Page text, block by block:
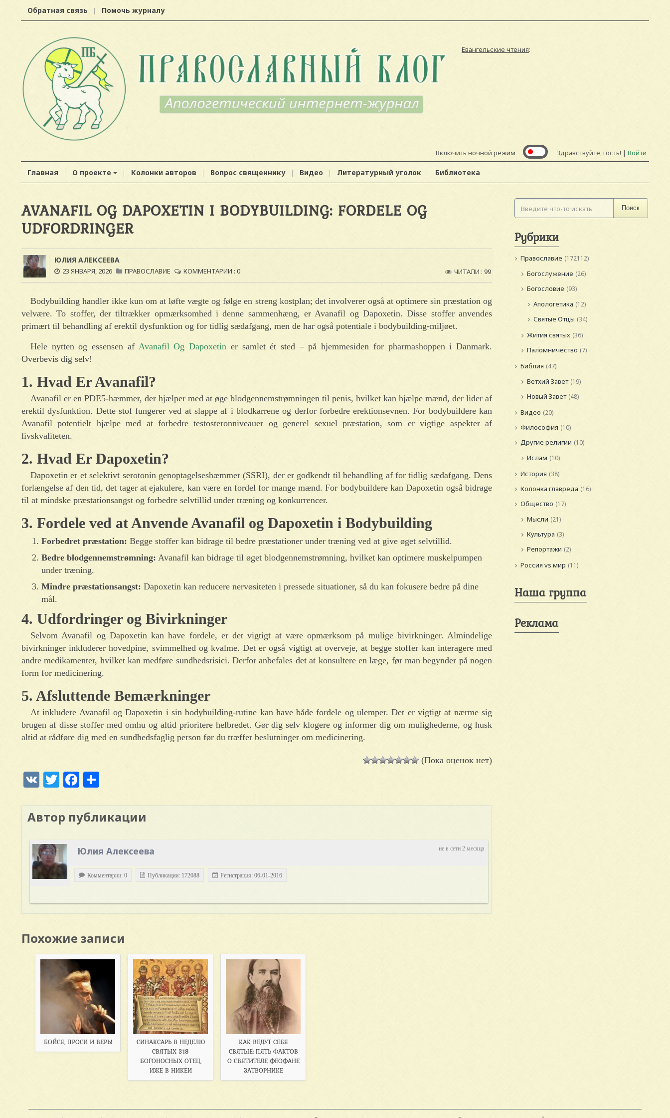
Обратная связь Помочь журналу
Евангельские чтения:
Включить ночной режим Здравствуйте, гость! | Войти
Главная О проекте Колонки авторов Вопрос священнику Видео Литературный уголок Библиотека
AVANAFIL OG DAPOXETIN I BODYBUILDING: FORDELE OG
UDFORDRINGER
ЮЛИЯ АЛЕКСЕЕВА
23 ЯНВАРЯ, 2026 ПРАВОСЛАВИЕ КОММЕНТАРИИ : 0 ЧИТАЛИ : 99
Bodybuilding handler ikke kun om at løfte vægte og følge en streng kostplan; det involverer også at optimere sin præstation og
velvære. To stoffer, der tiltrækker opmærksomhed i denne sammenhæng, er Avanafil og Dapoxetin. Disse stoffer anvendes
primært til behandling af erektil dysfunktion og for tidlig sædafgang, men de har også potentiale i bodybuilding-miljøet.
Hele nytten og essensen af Avanafil Og Dapoxetin er samlet ét sted – på hjemmesiden for pharmashoppen i Danmark.
Overbevis dig selv!
1. Hvad Er Avanafil?
Avanafil er en PDE5-hæmmer, der hjælper med at øge blodgennemstrømningen til penis, hvilket kan hjælpe mænd, der lider af
erektil dysfunktion. Dette stof fungerer ved at slappe af i blodkarrene og derfor forbedre erektionsevnen. For bodybuildere kan
Avanafil potentielt hjælpe med at forbedre testosteronniveauer og generel sexuel præstation, som er vigtige aspekter af
livskvaliteten.
2. Hvad Er Dapoxetin?
Dapoxetin er et selektivt serotonin genoptagelseshæmmer (SSRI), der er godkendt til behandling af for tidlig sædafgang. Dens
forlængelse af den tid, det tager at ejakulere, kan være en fordel for mange mænd. For bodybuildere kan Dapoxetin også bidrage
til at mindske præstationsangst og forbedre selvtillid under træning og konkurrencer.
3. Fordele ved at Anvende Avanafil og Dapoxetin i Bodybuilding
Forbedret præstation: Begge stoffer kan bidrage til bedre præstationer under træning ved at give øget selvtillid.
Bedre blodgennemstrømning: Avanafil kan bidrage til øget blodgennemstrømning, hvilket kan optimere muskelpumpen
under træning.
Mindre præstationsangst: Dapoxetin kan reducere nervøsiteten i pressede situationer, så du kan fokusere bedre på dine
mål.
4. Udfordringer og Bivirkninger
Selvom Avanafil og Dapoxetin kan have fordele, er det vigtigt at være opmærksom på mulige bivirkninger. Almindelige
bivirkninger inkluderer hovedpine, svimmelhed og kvalme. Det er også vigtigt at overveje, at begge stoffer kan interagere med
andre medikamenter, hvilket kan medføre sundhedsrisici. Derfor anbefales det at konsultere en læge, før man begynder på nogen
form for medicinering.
5. Afsluttende Bemærkninger
At inkludere Avanafil og Dapoxetin i sin bodybuilding-rutine kan have både fordele og ulemper. Det er vigtigt at nærme sig
brugen af disse stoffer med omhu og altid prioritere helbredet. Gør dig selv klogere og informer dig om mulighederne, og husk
altid at rådføre dig med en sundhedsfaglig person før du træffer beslutninger om medicinering.
(Пока оценок нет)
VK TwitterFacebook
Автор публикации
не в сети 2 месяца
Юлия Алексеева
Комментарии: 0 Публикации: 172088 Регистрация: 06-01-2016
Похожие записи
БОЙСЯ, ПРОСИ И ВЕРЬ!
СИНАКСАРЬ В НЕДЕЛЮ
СВЯТЫХ 318
БОГОНОСНЫХ ОТЕЦ,
ИЖЕ В НИКЕИ
КАК ВЕДУТ СЕБЯ
СВЯТЫЕ: ПЯТЬ ФАКТОВ
О СВЯТИТЕЛЕ ФЕОФАНЕ
ЗАТВОРНИКЕ
Поиск
Рубрики
Православие (172112)
Богослужение (26)
Богословие (93)
Апологетика (12)
Святые Отцы (34)
Жития святых (36)
Паломничество (7)
Библия (47)
Ветхий Завет (19)
Новый Завет (48)
Видео (20)
Философия (10)
Другие религии (10)
Ислам (10)
История (38)
Колонка главреда (16)
Общество (17)
Мысли (21)
Культура (3)
Репортажи (2)
Россия vs мир (11)
Наша группа
Реклама